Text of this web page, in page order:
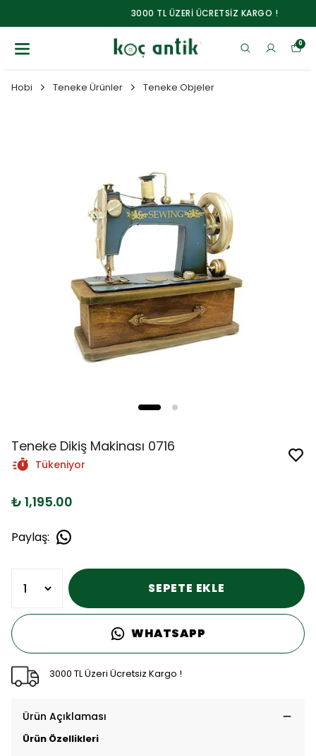
3000 TL ÜZERİ ÜCRETSİZ KARGO !
0
Hobi Teneke Ürünler Teneke Objeler
Teneke Dikiş Makinası 0716
Tükeniyor
₺ 1,195.00
Paylaş:
SEPETE EKLE
WHATSAPP
3000 TL Üzeri Ücretsiz Kargo !
Ürün Açıklaması
Ürün Özellikleri